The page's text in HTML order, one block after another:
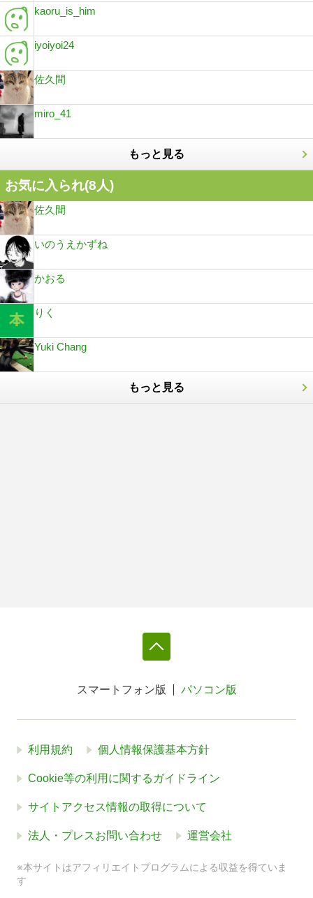
kaoru_is_him
iyoiyoi24
佐久間
miro_41
もっと見る
お気に入られ(8人)
佐久間
いのうえかずね
かおる
りく
Yuki Chang
もっと見る
スマートフォン版 パソコン版
利用規約 個人情報保護基本方針
Cookie等の利用に関するガイドライン
サイトアクセス情報の取得について
法人・プレスお問い合わせ 運営会社
※本サイトはアフィリエイトプログラムによる収益を得ていま
す